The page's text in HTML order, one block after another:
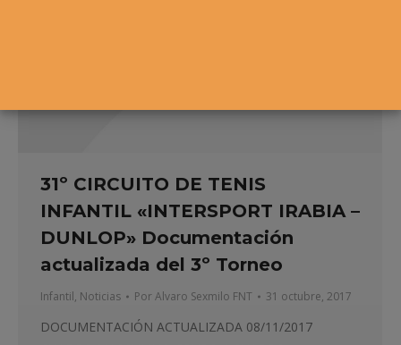
31º CIRCUITO DE TENIS
INFANTIL «INTERSPORT IRABIA –
DUNLOP» Documentación
actualizada del 3º Torneo
Infantil, Noticias PorAlvaro Sexmilo FNT 31 octubre, 2017
DOCUMENTACIÓN ACTUALIZADA 08/11/2017